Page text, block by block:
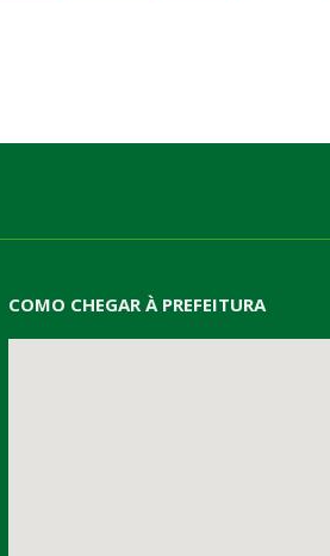
COMO CHEGAR À PREFEITURA